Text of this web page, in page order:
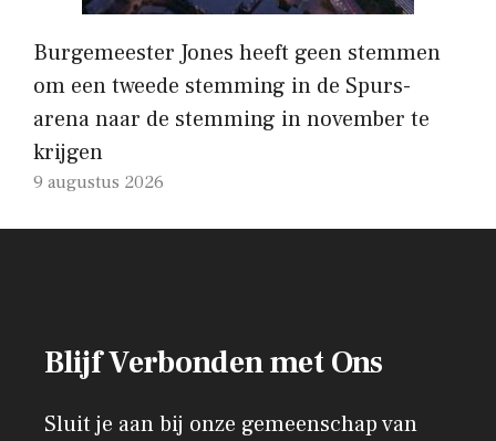
Burgemeester Jones heeft geen stemmen
om een ​​tweede stemming in de Spurs-
arena naar de stemming in november te
krijgen
9 augustus 2026
Blijf Verbonden met Ons
Sluit je aan bij onze gemeenschap van